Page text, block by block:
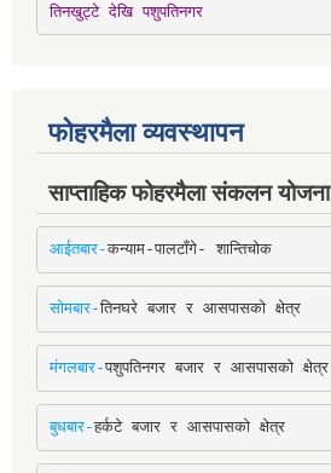
तिनखुट्टे देखि पशुपतिनगर
फोहरमैला व्यवस्थापन
साप्ताहिक फोहरमैला संकलन योजना
आईतबार-कन्याम-पालटाँगे- शान्तिचोक
सोमबार-तिनघरे बजार र आसपासको क्षेत्र
मंगलबार-पशुपतिनगर बजार र आसपासको क्षेत्र
बुधबार-हर्कटे बजार र आसपासको क्षेत्र